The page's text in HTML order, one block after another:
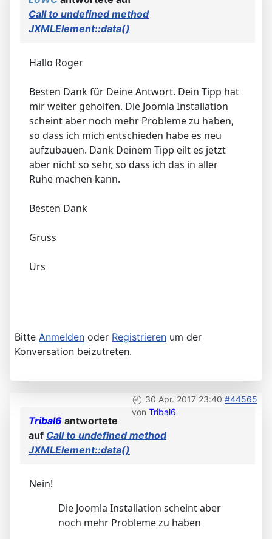
Call to undefined method
JXMLElement::data()
Hallo Roger
Besten Dank für Deine Antwort. Dein Tipp hat
mir weiter geholfen. Die Joomla Installation
scheint aber noch mehr Probleme zu haben,
so dass ich mich entschieden habe es neu
aufzubauen. Dank Deinem Tipp eilt es jetzt
aber nicht so sehr, so dass ich das in aller
Ruhe machen kann.
Besten Dank
Gruss
Urs
Bitte Anmelden oder Registrieren um der
Konversation beizutreten.
30 Apr. 2017 23:40 #44565
von Tribal6
Tribal6 antwortete
auf Call to undefined method
JXMLElement::data()
Nein!
Die Joomla Installation scheint aber
noch mehr Probleme zu haben